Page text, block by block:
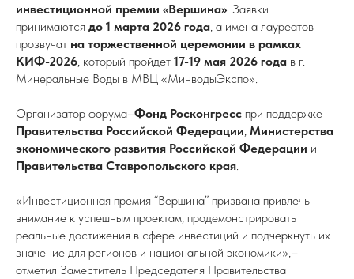
инвестиционной премии «Вершина». Заявки
принимаются до 1 марта 2026 года, а имена лауреатов
прозвучат на торжественной церемонии в рамках
КИФ-2026, который пройдет 17-19 мая 2026 года в г.
Минеральные Воды в МВЦ «МинводыЭкспо».
Организатор форума–Фонд Росконгресс при поддержке
Правительства Российской Федерации, Министерства
экономического развития Российской Федерации и
Правительства Ставропольского края.
«Инвестиционная премия “Вершина” призвана привлечь
внимание к успешным проектам, продемонстрировать
реальные достижения в сфере инвестиций и подчеркнуть их
значение для регионов и национальной экономики»,–
отметил Заместитель Председателя Правительства